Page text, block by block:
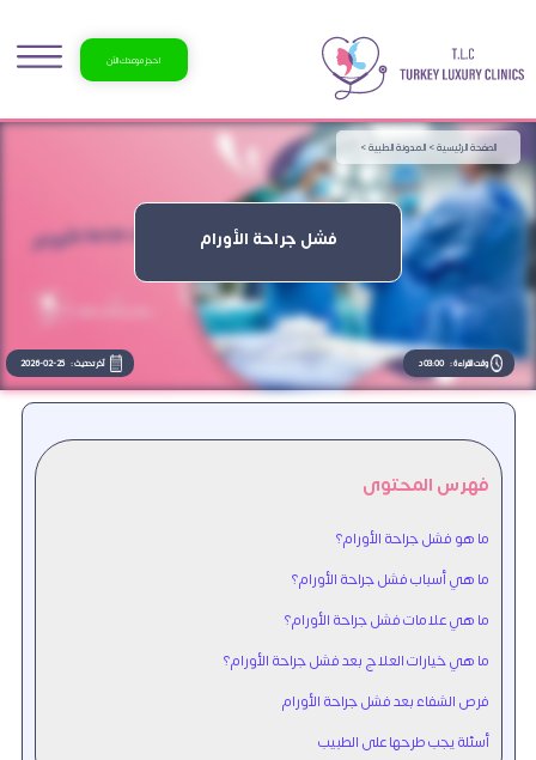
احجز موعدك الآن
فشل جراحة الأورام
الصفحة الرئيسية >المدونة الطبية >
وقت القراءة : 03:00 د آخر تحديث : 2026-02-25
فهرس المحتوى
ما هو فشل جراحة الأورام؟
ما هي أسباب فشل جراحة الأورام؟
ما هي علامات فشل جراحة الأورام؟
ما هي خيارات العلاج بعد فشل جراحة الأورام؟
فرص الشفاء بعد فشل جراحة الأورام
أسئلة يجب طرحها على الطبيب